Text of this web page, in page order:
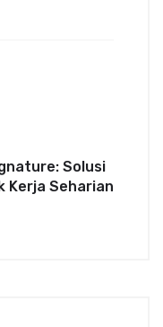
Solusi
Kerja Seharian